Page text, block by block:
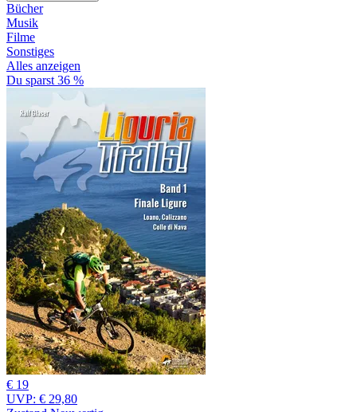
Bücher
Musik
Filme
Sonstiges
Alles anzeigen
Du sparst 36 %
€ 19
UVP: € 29,80